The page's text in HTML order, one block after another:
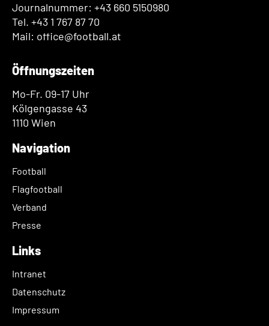
Journalnummer: +43 660 5150980
Tel. +43 1 767 87 70
Mail: office@football.at
Öffnungszeiten
Mo-Fr. 09-17 Uhr
Kölgengasse 43
1110 Wien
Navigation
Football
Flagfootball
Verband
Presse
Links
Intranet
Datenschutz
Impressum